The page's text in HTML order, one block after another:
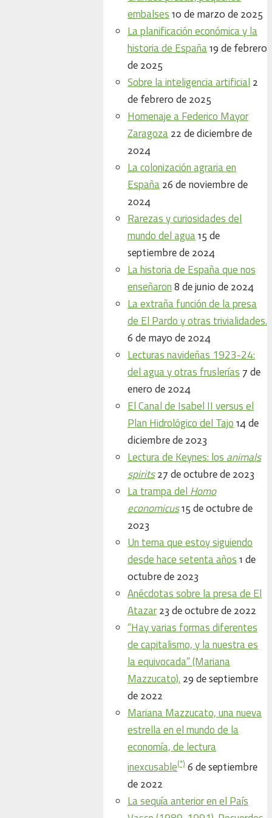
embalses 10 de marzo de 2025
La planificación económica y la
historia de España 19 de febrero
de 2025
Sobre la inteligencia artificial 2
de febrero de 2025
Homenaje a Federico Mayor
Zaragoza 22 de diciembre de
2024
La colonización agraria en
España 26 de noviembre de
2024
Rarezas y curiosidades del
mundo del agua 15 de
septiembre de 2024
La historia de España que nos
enseñaron 8 de junio de 2024
La extraña función de la presa
de El Pardo y otras trivialidades.
6 de mayo de 2024
Lecturas navideñas 1923-24:
del agua y otras fruslerías 7 de
enero de 2024
El Canal de Isabel II versus el
Plan Hidrológico del Tajo 14 de
diciembre de 2023
Lectura de Keynes: los animals
spirits 27 de octubre de 2023
La trampa del Homo
economicus 15 de octubre de
2023
Un tema que estoy siguiendo
desde hace setenta años 1 de
octubre de 2023
Anécdotas sobre la presa de El
Atazar 23 de octubre de 2022
“Hay varias formas diferentes
de capitalismo, y la nuestra es
la equivocada” (Mariana
Mazzucato). 29 de septiembre
de 2022
Mariana Mazzucato, una nueva
estrella en el mundo de la
economía, de lectura
inexcusable(*) 6 de septiembre
de 2022
La sequía anterior en el País